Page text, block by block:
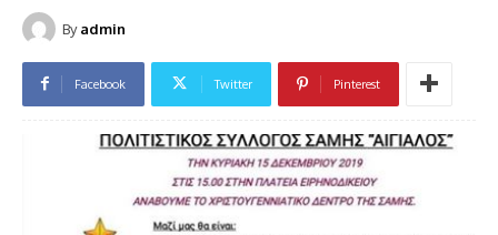
By admin
Facebook Twitter Pinterest